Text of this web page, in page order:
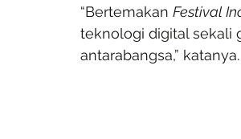
“Bertemakan Festival
teknologi digital sekali
antarabangsa,” katanya.